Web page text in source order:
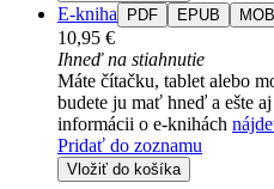
E-kniha PDF EPUB MOBI
10,95 €
Ihneď na stiahnutie
Máte čítačku, tablet alebo
budete ju mať hneď a ešte
informácii o e-knihách
Pridať do zoznamu
Vložiť do košíka